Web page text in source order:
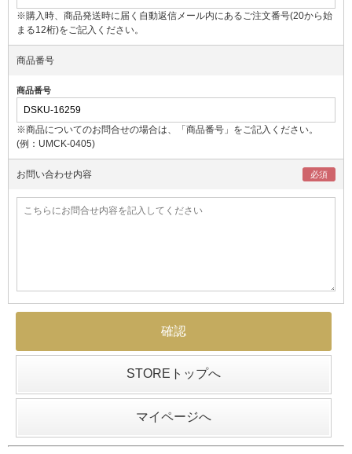
※購入時、商品発送時に届く自動返信メール内にあるご注文番号(20から始
まる12桁)をご記入ください。
商品番号
商品番号
※商品についてのお問合せの場合は、「商品番号」をご記入ください。
(例：UMCK-0405)
お問い合わせ内容
STOREトップへ
マイページへ